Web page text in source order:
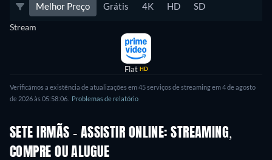
Melhor Preço Grátis 4K HD SD
Stream
Flat HD
Verificámos a existência de atualizações em 45 serviços de streaming em 4 de agosto
de 2026 às 05:58:06.
Problemas de relatório
SETE IRMÃS - ASSISTIR ONLINE: STREAMING,
COMPRE OU ALUGUE